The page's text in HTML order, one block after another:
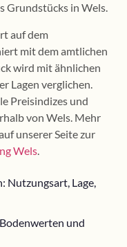
Grundstücks in Wels.
auf dem
mit dem amtlichen
wird mit ähnlichen
Lagen verglichen.
Preisindizes und
von Wels. Mehr
unserer Seite zur
Wels
Nutzungsart, Lage,
und